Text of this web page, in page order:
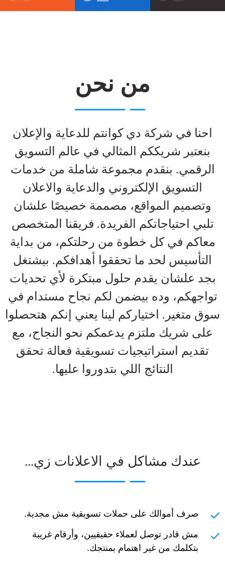
من نحن
احنا في شركة دي كوانتم للدعاية والإعلان
بنعتبر شريككم المثالي في عالم التسويق
الرقمي. بنقدم مجموعة شاملة من خدمات
التسويق الإلكتروني والدعاية والاعلان
وتصميم المواقع، مصممة خصيصًا علشان
تلبي احتياجاتكم الفريدة. فريقنا المتخصص
معاكم في كل خطوة من رحلتكم، من بداية
التأسيس لحد ما تحققوا أهدافكم. بيشتغل
بجد علشان يقدم حلول مبتكرة لأي تحديات
تواجهكم، وده بيضمن لكم نجاح مستدام في
سوق متغير. اختياركم لينا يعني إنكم هتحصلوا
على شريك ملتزم يدعمكم نحو النجاح، مع
تقديم استراتيجيات تسويقية فعالة تحقق
النتائج اللي بتدوروا عليها.
عندك مشاكل في الاعلانات زي...
صرف أموالك على حملات تسويقية مش مجدية.
مش قادر توصل لعملاء حقيقيين، وأرقام غريبة
بتكلمك من غير اهتمام بمنتجك.